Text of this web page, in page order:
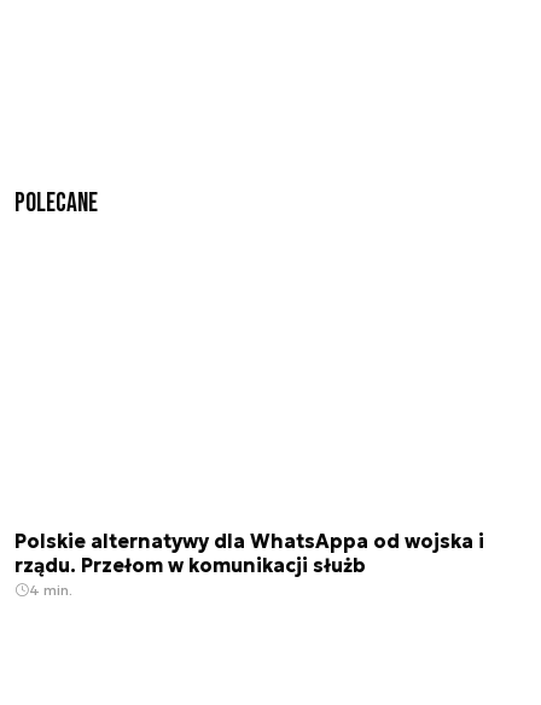
Polecane
Polskie alternatywy dla WhatsAppa od wojska i
rządu. Przełom w komunikacji służb
4 min.